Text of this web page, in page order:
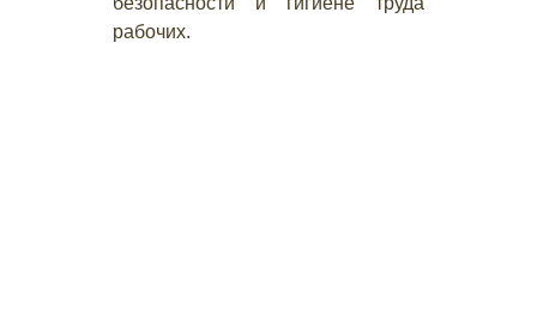
рабочих.